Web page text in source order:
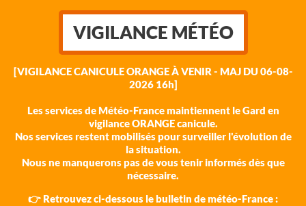
VIGILANCE MÉTÉO
[VIGILANCE CANICULE ORANGE À VENIR - MAJ DU 06-08-
2026 16h]
Les services de Météo-France maintiennent le Gard en
vigilance ORANGE canicule.
Nos services restent mobilisés pour surveiller l'évolution de
la situation.
Nous ne manquerons pas de vous tenir informés dès que
nécessaire.
👉 Retrouvez ci-dessous le bulletin de météo-France :